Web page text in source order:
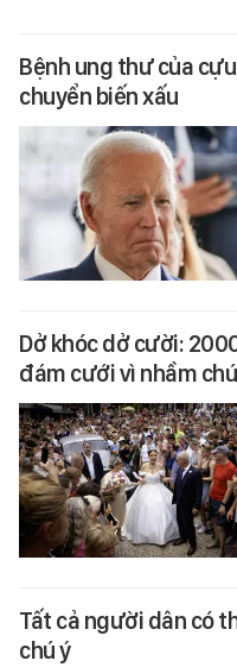
Bệnh ung thư của
chuyển biến xấu
Dở khóc dở cười:
đám cưới vì nhầm
Tất cả người dân có
chú ý